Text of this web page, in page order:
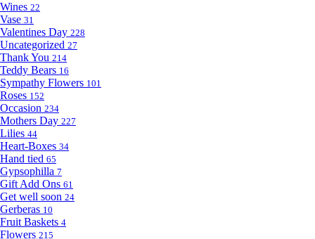
Wines 22
Vase 31
Valentines Day 228
Uncategorized 27
Thank You 214
Teddy Bears 16
Sympathy Flowers 101
Roses 152
Occasion 234
Mothers Day 227
Lilies 44
Heart-Boxes 34
Hand tied 65
Gypsophilla 7
Gift Add Ons 61
Get well soon 24
Gerberas 10
Fruit Baskets 4
Flowers 215